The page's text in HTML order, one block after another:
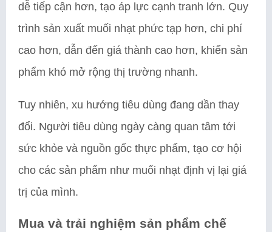
dễ tiếp cận hơn, tạo áp lực cạnh tranh lớn. Quy
trình sản xuất muối nhạt phức tạp hơn, chi phí
cao hơn, dẫn đến giá thành cao hơn, khiến sản
phẩm khó mở rộng thị trường nhanh.
Tuy nhiên, xu hướng tiêu dùng đang dần thay
đổi. Người tiêu dùng ngày càng quan tâm tới
sức khỏe và nguồn gốc thực phẩm, tạo cơ hội
cho các sản phẩm như muối nhạt định vị lại giá
trị của mình.
Mua và trải nghiệm sản phẩm chế